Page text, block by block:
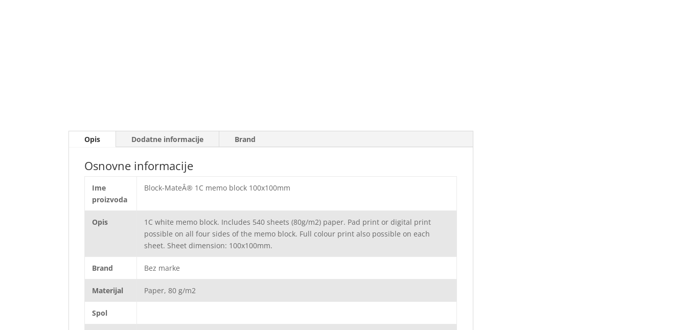
Opis Dodatne informacije Brand
Osnovne informacije
Ime
proizvoda
Block-MateÂ® 1C memo block 100x100mm
Opis
1C white memo block. Includes 540 sheets (80g/m2) paper. Pad print or digital print
possible on all four sides of the memo block. Full colour print also possible on each
sheet. Sheet dimension: 100x100mm.
Brand Bez marke
Materijal Paper, 80 g/m2
Spol